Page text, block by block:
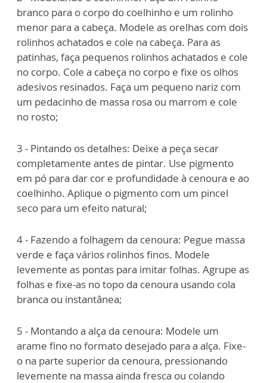
branco para o corpo do coelhinho e um rolinho
menor para a cabeça. Modele as orelhas com dois
rolinhos achatados e cole na cabeça. Para as
patinhas, faça pequenos rolinhos achatados e cole
no corpo. Cole a cabeça no corpo e fixe os olhos
adesivos resinados. Faça um pequeno nariz com
um pedacinho de massa rosa ou marrom e cole
no rosto;
3 - Pintando os detalhes: Deixe a peça secar
completamente antes de pintar. Use pigmento
em pó para dar cor e profundidade à cenoura e ao
coelhinho. Aplique o pigmento com um pincel
seco para um efeito natural;
4 - Fazendo a folhagem da cenoura: Pegue massa
verde e faça vários rolinhos finos. Modele
levemente as pontas para imitar folhas. Agrupe as
folhas e fixe-as no topo da cenoura usando cola
branca ou instantânea;
5 - Montando a alça da cenoura: Modele um
arame fino no formato desejado para a alça. Fixe-
o na parte superior da cenoura, pressionando
levemente na massa ainda fresca ou colando